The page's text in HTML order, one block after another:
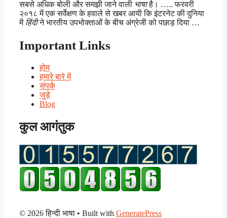
सबसे अधिक बोली और समझी जाने वाली भाषाहै। ….. फरवरी
२०१८ में एक सर्वेक्षण के हवाले से खबर आयी कि इंटरनेट की दुनिया
में हिंदीने भारतीय उपभोक्ताओं के बीच अंग्रेजी को पछाड़ दिया …
Important Links
होम
हमारे बारे में
संपर्क
जुड़े
Blog
कुल आगंतुक
© 2026 हिन्दी भाषा • Built with GeneratePress